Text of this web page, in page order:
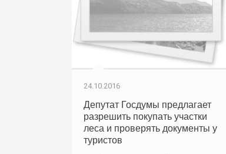
24.10.2016
Депутат Госдумы предлагает
разрешить покупать участки
леса и проверять документы у
туристов